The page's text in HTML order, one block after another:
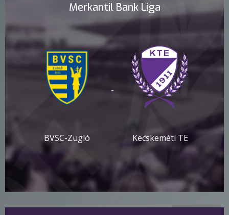
Merkantil Bank Liga
BVSC-Zugló
-
Kecskeméti TE